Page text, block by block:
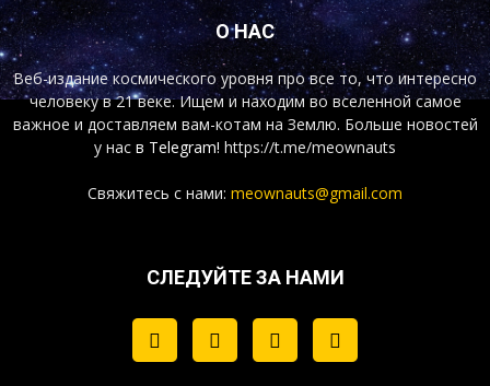
О НАС
Веб-издание космического уровня про все то, что интересно
человеку в 21 веке. Ищем и находим во вселенной самое
важное и доставляем вам-котам на Землю. Больше новостей
у нас в Telegram! https://t.me/meownauts
Свяжитесь с нами: meownauts@gmail.com
СЛЕДУЙТЕ ЗА НАМИ